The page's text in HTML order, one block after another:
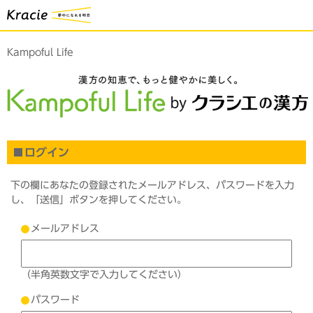
Kampoful Life
ログイン
下の欄にあなたの登録されたメールアドレス、パスワードを入力
し、「送信」ボタンを押してください。
メールアドレス
（半角英数文字で入力してください）
パスワード